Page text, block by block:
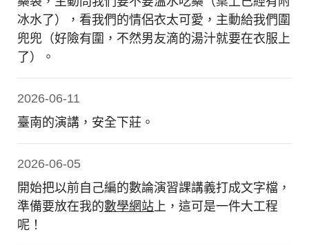
冰水了），看我們的情侶衣太可愛，主動給我們圍
兜兜（好險有圍，不然男友滴的湯汁就要在衣服上
了）。
2026-06-11
臺南的演講，安全下莊。
2026-06-05
開始把以前自己編的數論演習課講義打成文字檔，
準備要放在我的數學網站上，這可是一件大工程
呢！